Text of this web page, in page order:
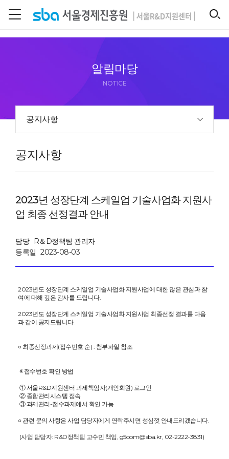
알림마당
NOTICE
공지사항
공지사항
2023년 성장단계 스케일업 기술사업화 지원사
업 최종 선정결과 안내
담당
R＆D정책팀 관리자
등록일 2023-08-03
2023년도 성장단계 스케일업 기술사업화 지원사업에 대한 많은 관심과 참
여에 대해 깊은 감사를 드립니다.
2023년도 성장단계 스케일업 기술사업화 지원사업 최종선정 결과를 다음
과 같이 공지드립니다.
○ 최종선정과제(접수번호 순) : 첨부파일 참조
※ 접수번호 확인 방법
① 서울R&D지원센터 과제책임자(개인회원) 로그인
② 종합관리시스템 접속
③ 과제관리-접수과제에서 확인 가능
○ 관련 문의 사항은 사업 담당자에게 연락주시면 성심껏 안내드리겠습니다.
(사업 담당자: R&D정책팀 고수민 책임, g5oom@sba.kr, 02-2222-3831)